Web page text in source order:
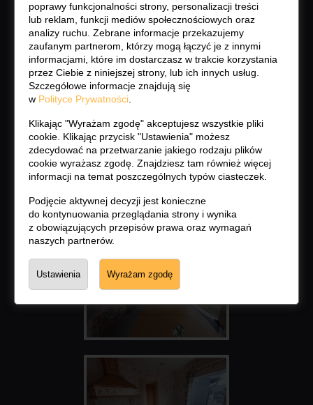
poprawy funkcjonalności strony, personalizacji treści
lub reklam, funkcji mediów społecznościowych oraz
analizy ruchu. Zebrane informacje przekazujemy
zaufanym partnerom, którzy mogą łączyć je z innymi
informacjami, które im dostarczasz w trakcie korzystania
przez Ciebie z niniejszej strony, lub ich innych usług.
Szczegółowe informacje znajdują się
w Polityce Prywatności
Klikając "Wyrażam zgodę" akceptujesz wszystkie pliki
cookie. Klikając przycisk "Ustawienia" możesz
zdecydować na przetwarzanie jakiego rodzaju plików
cookie wyrażasz zgodę. Znajdziesz tam również więcej
informacji na temat poszczególnych typów ciasteczek.
Podjęcie aktywnej decyzji jest konieczne
do kontynuowania przeglądania strony i wynika
z obowiązujących przepisów prawa oraz wymagań
naszych partnerów.
Ustawienia Wyrażam zgodę